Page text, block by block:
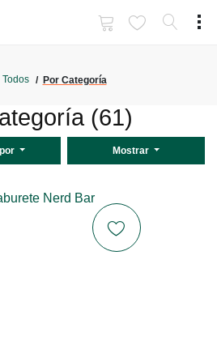
Todos Por Categoría
(61)
Mostrar